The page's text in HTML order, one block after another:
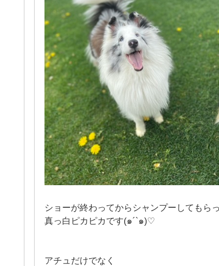
ショーが終わってからシャンプーしてもら
真っ白ピカピカです(๑´`๑)♡
アチュだけでなく